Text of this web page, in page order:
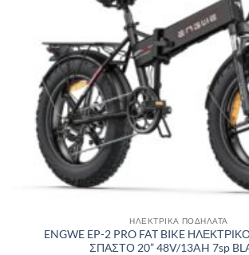
ΗΛΕΚΤΡΙΚΑ ΠΟΔΗΛΑΤΑ
ENGWE EP-2 PRO FAT BIKE
ΣΠΑΣΤΟ 20” 48V/13AH 7sp